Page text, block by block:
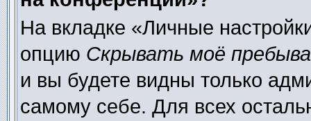
На вкладке «Личные
опцию Скрывать моё
и вы будете видны только
самому себе. Для всех